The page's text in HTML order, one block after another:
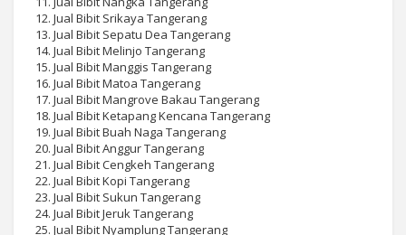
12. Jual Bibit Srikaya Tangerang
13. Jual Bibit Sepatu Dea Tangerang
14. Jual Bibit Melinjo Tangerang
15. Jual Bibit Manggis Tangerang
16. Jual Bibit Matoa Tangerang
17. Jual Bibit Mangrove Bakau Tangerang
18. Jual Bibit Ketapang Kencana Tangerang
19. Jual Bibit Buah Naga Tangerang
20. Jual Bibit Anggur Tangerang
21. Jual Bibit Cengkeh Tangerang
22. Jual Bibit Kopi Tangerang
23. Jual Bibit Sukun Tangerang
24. Jual Bibit Jeruk Tangerang
25. Jual Bibit Nyamplung Tangerang